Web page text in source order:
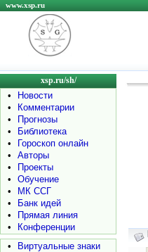
www.xsp.ru
xsp.ru/sh/
•
Новости
•
Комментарии
•
Прогнозы
•
Библиотека
•
Гороскоп онлайн
•
Авторы
•
Проекты
•
Обучение
•
МК ССГ
•
Банк идей
•
Прямая линия
•
Конференции
•
Виртуальные знаки